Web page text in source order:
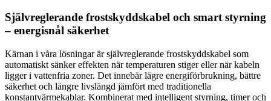
Självreglerande frostskyddskabel och smart styrning
– energisnål säkerhet
Kärnan i våra lösningar är självreglerande frostskyddskabel som
automatiskt sänker effekten när temperaturen stiger eller när kabeln
ligger i vattenfria zoner. Det innebär lägre energiförbrukning, bättre
säkerhet och längre livslängd jämfört med traditionella
konstantvärmekablar. Kombinerat med intelligent styrning, timer och